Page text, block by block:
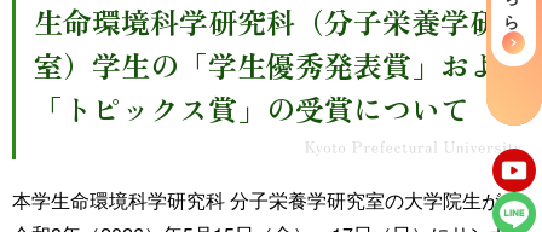
生命環境科学研究科（分子栄養学研究
室）学生の「学生優秀発表賞」および
「トピックス賞」の受賞について
本学生命環境科学研究科 分子栄養学研究室の大学院生が、